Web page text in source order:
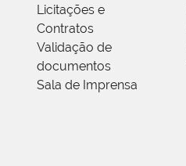
Licitações e
Contratos
Validação de
documentos
Sala de Imprensa